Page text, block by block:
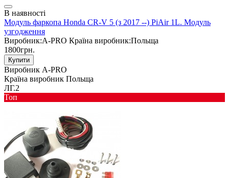
В наявності
Модуль фаркопа Honda CR-V 5 (з 2017 --) PiAir 1L. Модуль
узгодження
Виробник:A-PRO Країна виробник:Польща
1800грн.
Купити
Виробник A-PRO
Країна виробник Польща
ЛГ.2
Toп